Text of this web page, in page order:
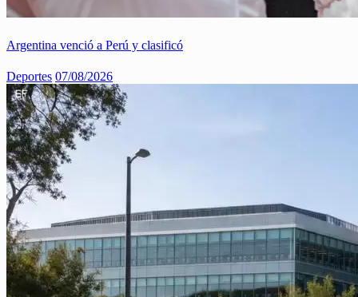
Argentina venció a Perú y clasificó
Deportes 07/08/2026